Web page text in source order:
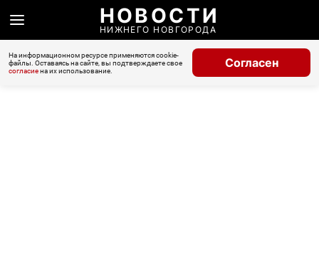
НОВОСТИ
НИЖНЕГО НОВГОРОДА
На информационном ресурсе применяются cookie-
файлы. Оставаясь на сайте, вы подтверждаете свое
согласиена их использование.
Согласен